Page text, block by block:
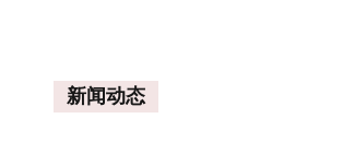
新闻动态